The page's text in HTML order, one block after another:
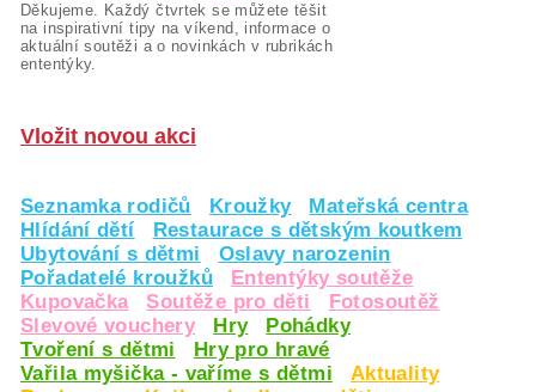
Děkujeme. Každý čtvrtek se můžete těšit
na inspirativní tipy na víkend, informace o
aktuální soutěži a o novinkách v rubrikách
ententýky.
Vložit novou akci
Seznamka rodičů Kroužky
Mateřská centra
Hlídání dětí
Restaurace s dětským koutkem
Ubytování s dětmi
Oslavy narozenin
Pořadatelé kroužků
Ententýky soutěže
Kupovačka
Soutěže pro děti
Fotosoutěž
Slevové vouchery
Hry
Pohádky
Tvoření s dětmi
Hry pro hravé
Vařila myšička - vaříme s dětmi
Aktuality